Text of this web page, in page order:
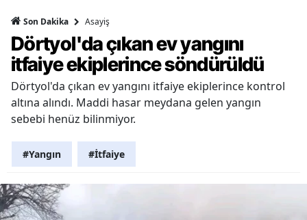
Son Dakika Asayiş
Dörtyol'da çıkan ev yangını
itfaiye ekiplerince söndürüldü
Dörtyol'da çıkan ev yangını itfaiye ekiplerince kontrol
altına alındı. Maddi hasar meydana gelen yangın
sebebi henüz bilinmiyor.
#Yangın #İtfaiye